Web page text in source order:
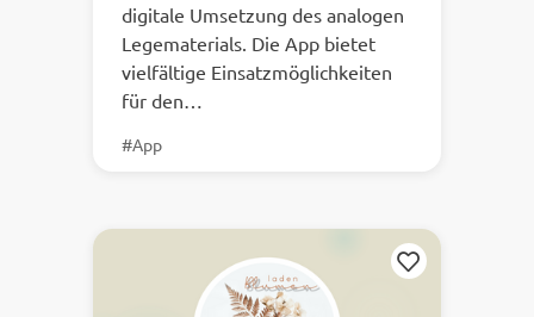
digitale Umsetzung des analogen
Legematerials. Die App bietet
vielfältige Einsatzmöglichkeiten
für den…
#App
Merken